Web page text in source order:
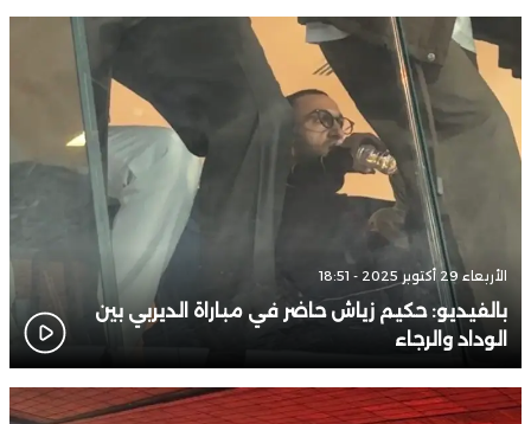
الأربعاء 29 أكتوبر 2025 - 18:51
بالفيديو: حكيم زياش حاضر في مباراة الديربي بين
الوداد والرجاء